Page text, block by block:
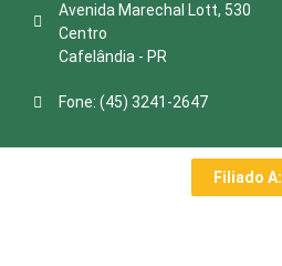
Avenida Marechal Lott, 530
Centro
Cafelândia - PR
Fone: (45) 3241-2647
Filiado A: